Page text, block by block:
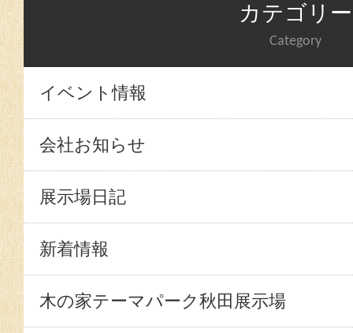
カテゴリー
Category
イベント情報
会社お知らせ
展示場日記
新着情報
木の家テーマパーク秋田展示場